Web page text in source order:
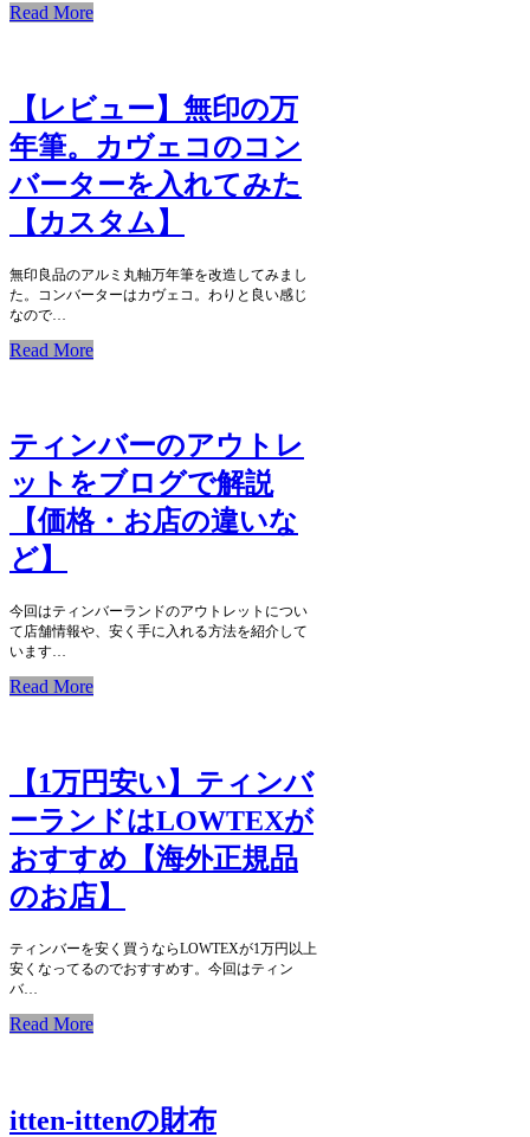
Read More
【レビュー】無印の万
年筆。カヴェコのコン
バーターを入れてみた
【カスタム】
無印良品のアルミ丸軸万年筆を改造してみまし
た。コンバーターはカヴェコ。わりと良い感じ
なので…
Read More
ティンバーのアウトレ
ットをブログで解説
【価格・お店の違いな
ど】
今回はティンバーランドのアウトレットについ
て店舗情報や、安く手に入れる方法を紹介して
います…
Read More
【1万円安い】ティンバ
ーランドはLOWTEXが
おすすめ【海外正規品
のお店】
ティンバーを安く買うならLOWTEXが1万円以上
安くなってるのでおすすめす。今回はティン
バ…
Read More
itten-ittenの財布